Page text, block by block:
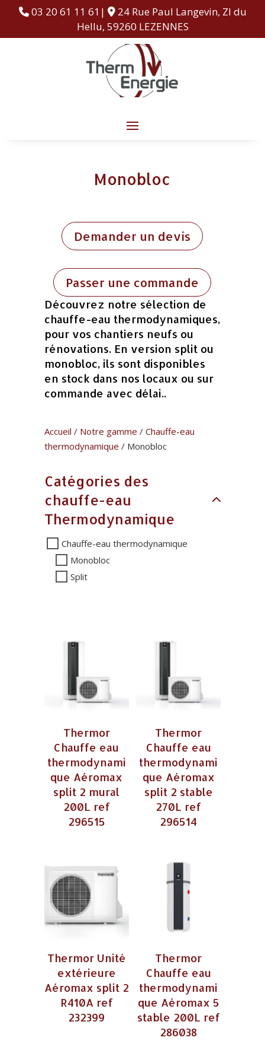
03 20 61 11 61|
24 Rue Paul Langevin, ZI du
Hellu, 59260 LEZENNES
Monobloc
Demander un devis
Passer une commande
Découvrez notre sélection de
chauffe-eau thermodynamiques,
pour vos chantiers neufs ou
rénovations. En version split ou
monobloc, ils sont disponibles
en stock dans nos locaux ou sur
commande avec délai..
Accueil / Notre gamme / Chauffe-eau
thermodynamique / Monobloc
Catégories des
chauffe-eau
Thermodynamique
Chauffe-eau thermodynamique
Monobloc
Split
Thermor
Chauffe eau
thermodynami
que Aéromax
split 2 mural
200L ref
296515
Thermor
Chauffe eau
thermodynami
que Aéromax
split 2 stable
270L ref
296514
Thermor Unité
extérieure
Aéromax split 2
R410A ref
232399
Thermor
Chauffe eau
thermodynami
que Aéromax 5
stable 200L ref
286038